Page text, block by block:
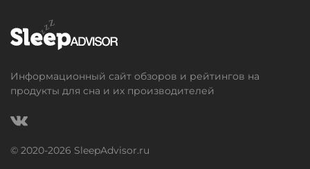
Информационный сайт обзоров и рейтингов на
продукты для сна и их производителей
© 2020-2026 SleepAdvisor.ru